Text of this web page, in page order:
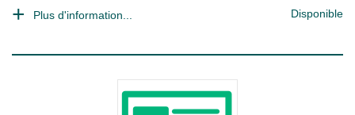
Plus d'information... Disponible